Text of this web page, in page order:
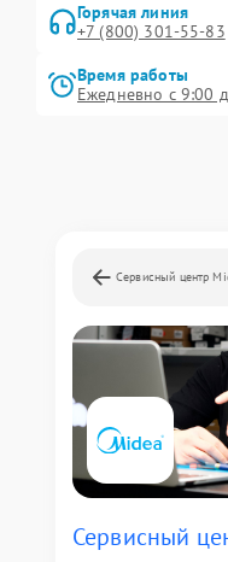
Горячая линия
+7 (800) 301-55-83
Время работы
Ежедневно с 9:00
Сервисный центр
Сервисный